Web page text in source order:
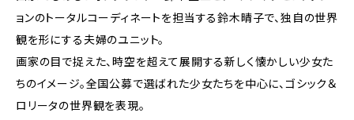
ョンのトータルコーディネートを担当する鈴木晴子で、独自の世界
観を形にする夫婦のユニット。
画家の目で捉えた、時空を超えて展開する新しく懐かしい少女た
ちのイメージ。全国公募で選ばれた少女たちを中心に、ゴシック＆
ロリータの世界観を表現。